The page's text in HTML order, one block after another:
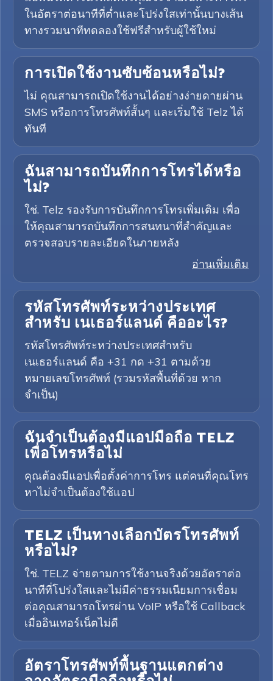
ในอัตราต่อนาทีที่ต่ำและโปร่งใสเท่านั้นบางเส้น
ทางรวมนาทีทดลองใช้ฟรีสำหรับผู้ใช้ใหม่
การเปิดใช้งานซับซ้อนหรือไม่?
ไม่ คุณสามารถเปิดใช้งานได้อย่างง่ายดายผ่าน
SMS หรือการโทรศัพท์สั้นๆ และเริ่มใช้ Telz ได้
ทันที
ฉันสามารถบันทึกการโทรได้หรือ
ไม่?
ใช่. Telz รองรับการบันทึกการโทรเพิ่มเติม เพื่อ
ให้คุณสามารถบันทึกการสนทนาที่สำคัญและ
ตรวจสอบรายละเอียดในภายหลัง
อ่านเพิ่มเติม
รหัสโทรศัพท์ระหว่างประเทศ
สำหรับ เนเธอร์แลนด์ คืออะไร?
รหัสโทรศัพท์ระหว่างประเทศสำหรับ
เนเธอร์แลนด์ คือ +31 กด +31 ตามด้วย
หมายเลขโทรศัพท์ (รวมรหัสพื้นที่ด้วย หาก
จำเป็น)
ฉันจำเป็นต้องมีแอปมือถือ TELZ
เพื่อโทรหรือไม่
คุณต้องมีแอปเพื่อตั้งค่าการโทร แต่คนที่คุณโทร
หาไม่จำเป็นต้องใช้แอป
TELZ เป็นทางเลือกบัตรโทรศัพท์
หรือไม่?
ใช่. TELZ จ่ายตามการใช้งานจริงด้วยอัตราต่อ
นาทีที่โปร่งใสและไม่มีค่าธรรมเนียมการเชื่อม
ต่อคุณสามารถโทรผ่าน VoIP หรือใช้ Callback
เมื่ออินเทอร์เน็ตไม่ดี
อัตราโทรศัพท์พื้นฐานแตกต่าง